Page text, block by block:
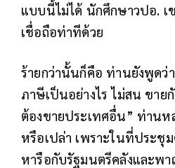
แบบนี้ไม่ได้ นักศึกษาวปอ. เ
เชื่อถือท่าทีด้วย
ร้ายกว่านั้นก็คือ ท่านยังพูดว่า
ภาษีเป็นอย่างไร ไม่สน ขาย
ต้องขายประเทศอื่น” ท่าน
หรือเปล่า เพราะในที่ประชุ
หารือกับรัฐมนตรีคลังและพ